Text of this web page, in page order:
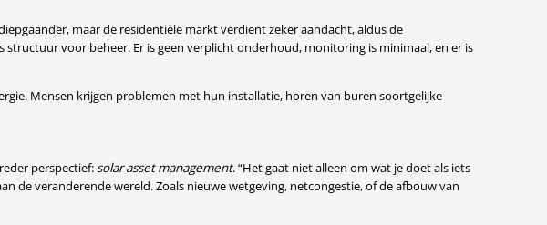
maar de residentiële markt verdient zeker aandacht, aldus de
voor beheer. Er is geen verplicht onderhoud, monitoring is minimaal, en er is
Mensen krijgen problemen met hun installatie, horen van buren soortgelijke
perspectief: solar asset management. “Het gaat niet alleen om wat je doet als iets
de veranderende wereld. Zoals nieuwe wetgeving, netcongestie, of de afbouw van